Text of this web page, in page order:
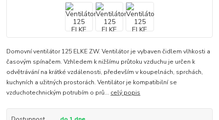
Domovní ventilátor 125 ELKE ZW. Ventilátor je vybaven čidlem vlhkosti a
časovým spínačem. Vzhledem k nižšímu průtoku vzduchu je určen k
odvětrávání na krátké vzdálenosti, především v koupelnách, sprchách,
kuchyních a užitných prostorách. Ventilátor je kompatibilní se
vzduchotechnickým potrubím o prů... celý popis